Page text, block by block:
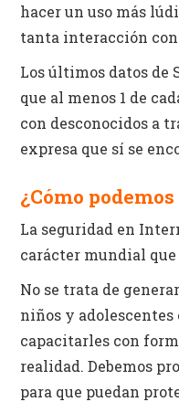
hacer un uso más
tanta interacción
Los últimos datos de
que al menos 1 de
con desconocidos a
expresa que sí se
¿Cómo
La seguridad en
carácter mundial que
No se trata de
niños y adolescentes
capacitarles con
realidad. Debemos
para que puedan